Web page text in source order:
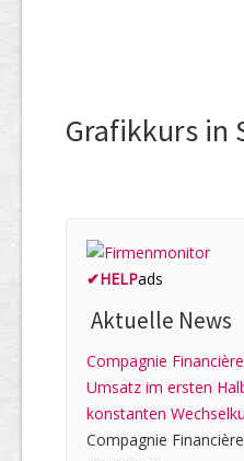
Grafikkurs in
✔HELPads
Aktuelle News
Compagnie
Umsatz im ersten
konstanten
Compagnie